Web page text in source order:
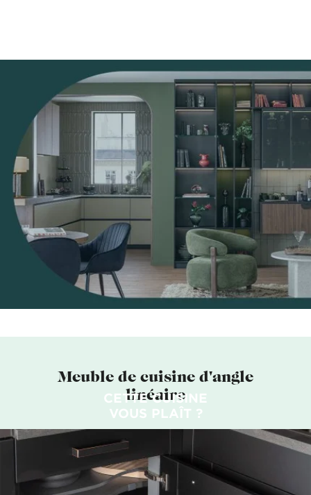
CETTE CUISINE
VOUS PLAÎT ?
PRENDRE RENDEZ-VOUS
Meuble de cuisine d'angle
linéaire